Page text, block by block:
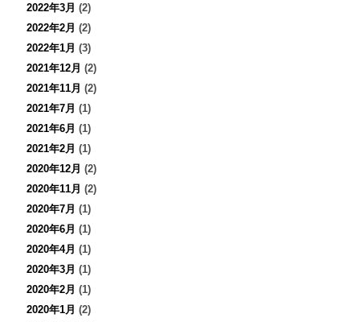
2022年3月 (2)
2022年2月 (2)
2022年1月 (3)
2021年12月 (2)
2021年11月 (2)
2021年7月 (1)
2021年6月 (1)
2021年2月 (1)
2020年12月 (2)
2020年11月 (2)
2020年7月 (1)
2020年6月 (1)
2020年4月 (1)
2020年3月 (1)
2020年2月 (1)
2020年1月 (2)